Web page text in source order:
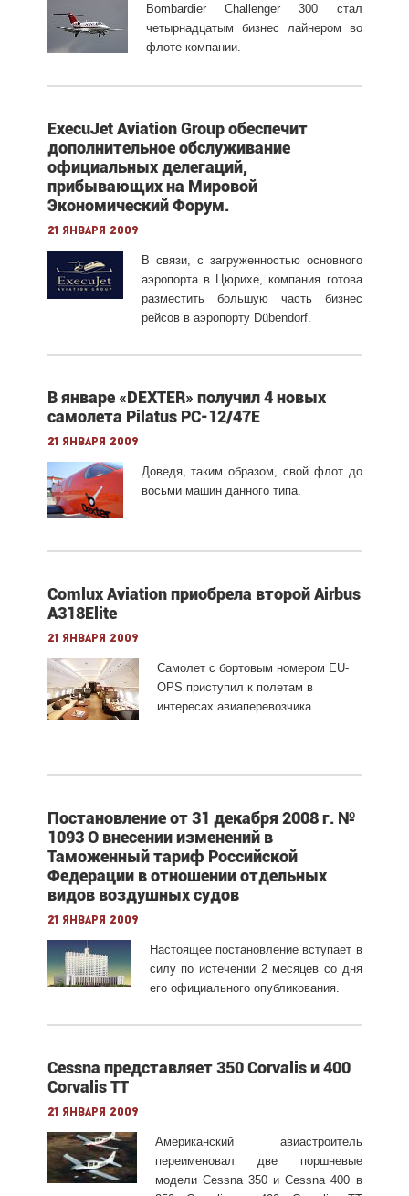
Bombardiеr Challenger300 стал
четырнадцатым бизнес лайнером во
флоте компании.
ExecuJet Aviation Group обеспечит
дополнительное обслуживание
официальных делегаций,
прибывающих на Мировой
Экономический Форум.
21 января 2009
В связи, с загруженностью основного
аэропорта в Цюрихе, компания готова
разместить большую часть бизнес
рейсов в аэропорту Dübendorf.
В январе «DEXTER» получил 4 новых
самолета Pilatus PC-12/47E
21 января 2009
Доведя, таким образом, свой флот до
восьми машин данного типа.
Comlux Aviation приобрела второй Airbus
A318Elite
21 января 2009
Самолет с бортовым номером EU-
OPS приступил к полетам в
интересах авиаперевозчика
Постановление от 31 декабря 2008 г. №
1093 О внесении изменений в
Таможенный тариф Российской
Федерации в отношении отдельных
видов воздушных судов
21 января 2009
Настоящее постановление вступает в
силу по истечении 2 месяцев со дня
его официального опубликования.
Cessna представляет 350 Corvalis и 400
Corvalis TT
21 января 2009
Американский авиастроитель
переименовал две поршневые
модели Cessna 350 и Cessna 400 в